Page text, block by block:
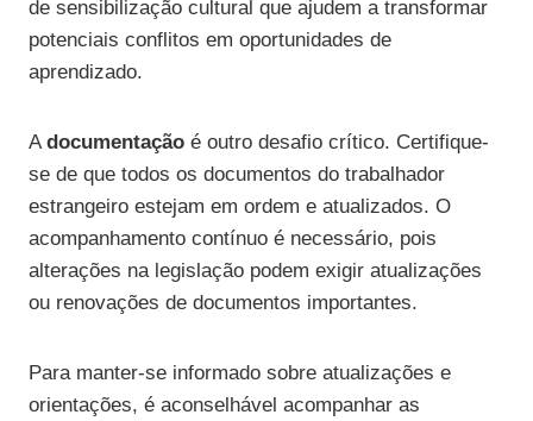
de sensibilização cultural que ajudem a transformar
potenciais conflitos em oportunidades de
aprendizado.
Adocumentação é outro desafio crítico. Certifique-
se de que todos os documentos do trabalhador
estrangeiro estejam em ordem e atualizados. O
acompanhamento contínuo é necessário, pois
alterações na legislação podem exigir atualizações
ou renovações de documentos importantes.
Para manter-se informado sobre atualizações e
orientações, é aconselhável acompanhar as